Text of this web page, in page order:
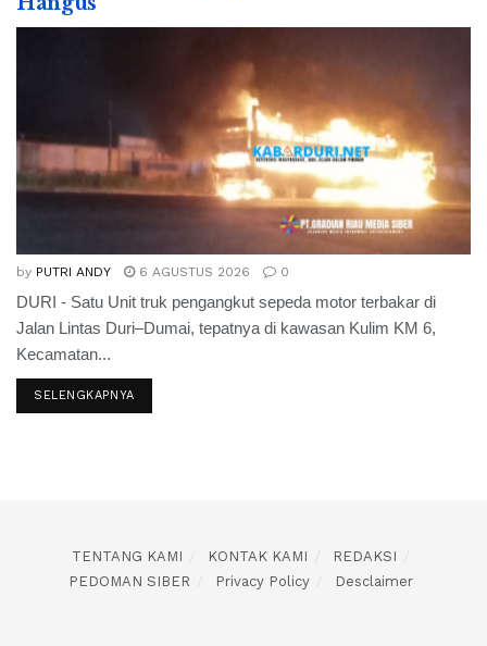
by PUTRI ANDY 6 AGUSTUS 2026 0
DURI - Satu Unit truk pengangkut sepeda motor terbakar di
Jalan Lintas Duri–Dumai, tepatnya di kawasan Kulim KM 6,
Kecamatan...
SELENGKAPNYA
TENTANG KAMI KONTAK KAMI
REDAKSI
PEDOMAN SIBER
Privacy Policy Desclaimer